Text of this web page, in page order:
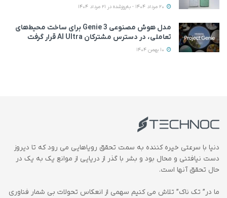
مدل هوش مصنوعی Genie 3 برای ساخت محیط‌های
تعاملی، در دسترس مشترکان AI Ultra قرار گرفت
دنیا با سرعتی خیره کننده به سمت تحقق رویاهایی می رود که تا دیروز
دست نیافتنی و محال بود و بشر با گذر از دریایی از موانع یک به یک در
حال تحقق آنها است.
ما در” تک ناک” تلاش می کنیم سهمی از انعکاس تحولات بی شمار فناوری